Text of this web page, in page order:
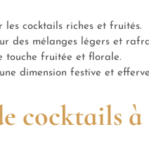
les cocktails riches et fruités.
des mélanges légers et
touche fruitée et florale.
dimension festive et
cocktails